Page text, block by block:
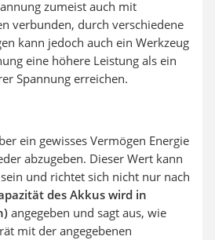
zumeist auch mit
verbunden, durch verschiedene
kann jedoch auch ein Werkzeug
eine höhere Leistung als ein
Spannung erreichen.
ein gewisses Vermögen Energie
abzugeben. Dieser Wert kann
und richtet sich nicht nur nach
des Akkus wird in
angegeben und sagt aus, wie
mit der angegebenen